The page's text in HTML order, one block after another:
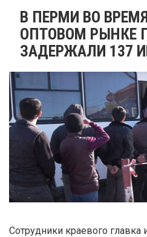
​В ПЕРМИ ВО
ОПТОВОМ РЫНКЕ
ЗАДЕРЖАЛИ 137
Сотрудники краевого